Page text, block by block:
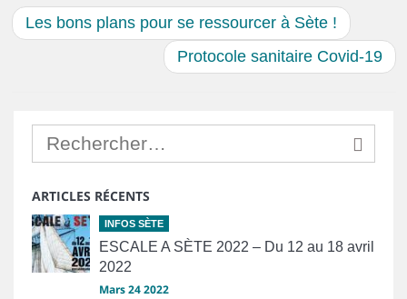
Les bons plans pour se ressourcer à Sète !
Protocole sanitaire Covid-19
ARTICLES RÉCENTS
INFOS SÈTE
ESCALE A SÈTE 2022 – Du 12 au 18 avril
2022
Mars 24 2022